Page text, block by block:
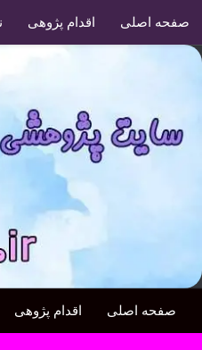
صفحه اصلی اقدام پژوهی
صفحه اصلی اقدام پژوهی